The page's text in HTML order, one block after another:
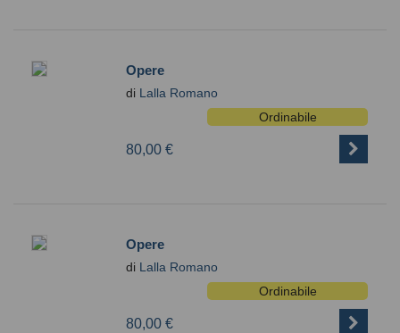
Opere
di Lalla Romano
Ordinabile
80,00 €
Opere
di Lalla Romano
Ordinabile
80,00 €